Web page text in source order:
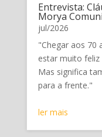
Entrevista:
Morya
jul/2026
"Chegar aos 70
estar muito
Mas significa
para
ler mais